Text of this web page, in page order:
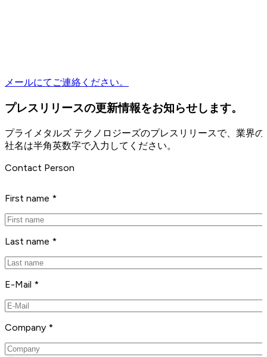
メールにてご連絡ください。
プレスリリースの更新情報をお知らせします。
プライメタルズ テクノロジーズのプレスリリースで、業界
社名は半角英数字で入力してください。
Contact Person
First name *
Last name *
E-Mail *
Company *